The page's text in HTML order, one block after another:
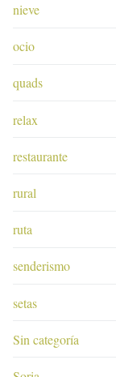
nieve
ocio
quads
relax
restaurante
rural
ruta
senderismo
setas
Sin categoría